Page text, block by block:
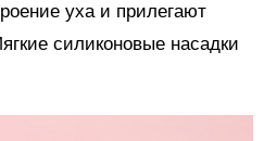
уха и прилегают
силиконовые насадки